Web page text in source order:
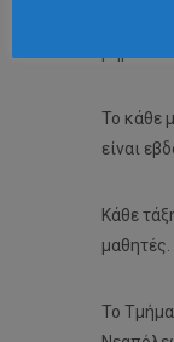
οδό
Το κάθε
είναι
Κάθε
μαθητές.
Το